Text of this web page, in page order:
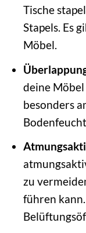
Tische
Stapels. Es
Möbel.
deine
besonders
zu
führen